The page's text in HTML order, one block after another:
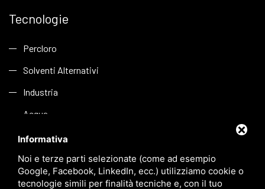
Tecnologie
Percloro
Solventi Alternativi
Industria
Acqua
Link
Informativa
Noi e terze parti selezionate (come ad esempio
Google, Facebook, LinkedIn, ecc.) utilizziamo cookie o
tecnologie simili per finalità tecniche e, con il tuo